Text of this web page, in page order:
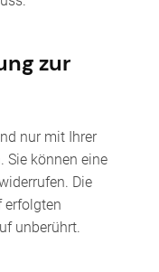
zur
nur mit Ihrer
können eine
Die
erfolgten
unberührt.